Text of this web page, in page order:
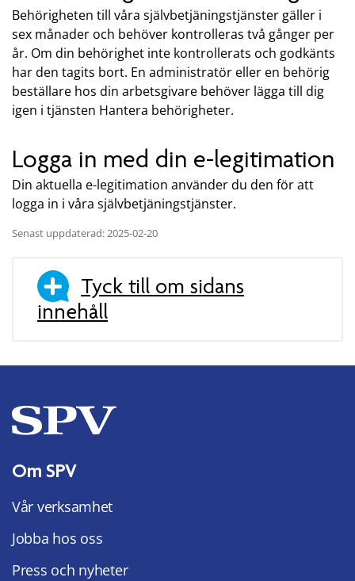
Behörigheten till våra självbetjäningstjänster gäller i
sex månader och behöver kontrolleras två gånger per
år. Om din behörighet inte kontrollerats och godkänts
har den tagits bort. En administratör eller en behörig
beställare hos din arbetsgivare behöver lägga till dig
igen i tjänsten Hantera behörigheter.
Logga in med din e-legitimation
Din aktuella e-legitimation använder du den för att
logga in i våra självbetjäningstjänster.
Senast uppdaterad: 2025-02-20
Tyck till om sidans
innehåll
Om SPV
Vår verksamhet
Jobba hos oss
Press och nyheter